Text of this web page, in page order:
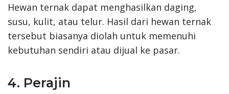
Hewan ternak dapat menghasilkan daging,
susu, kulit, atau telur. Hasil dari hewan ternak
tersebut biasanya diolah untuk memenuhi
kebutuhan sendiri atau dijual ke pasar.
4. Perajin